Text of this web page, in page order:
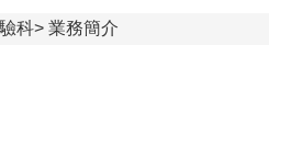
科 業務簡介